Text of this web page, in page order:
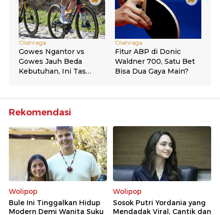
Rekomendasi
Wolipop
Bule Ini Tinggalkan Hidup
Modern Demi Wanita Suku
Wolipop
Sosok Putri Yordania yang
Mendadak Viral, Cantik dan